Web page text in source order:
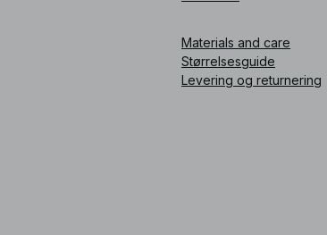
Materials and care
Størrelsesguide
Levering og returnering